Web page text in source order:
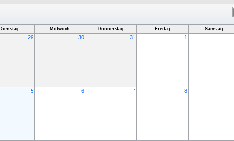
Dienstag Mittwoch Donnerstag Freitag Samstag
29 30 31 1
5 6 7 8